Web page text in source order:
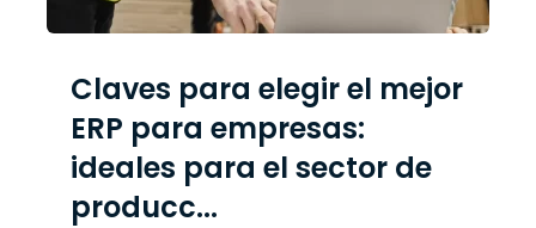
Claves para elegir el mejor
ERP para empresas:
ideales para el sector de
producc...